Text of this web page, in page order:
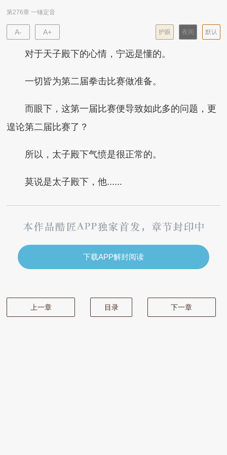
第276章 一锤定音
A- A+ 默认
夜间
护眼
对于天子殿下的心情，宁远是懂的。
一切皆为第二届拳击比赛做准备。
而眼下，这第一届比赛便导致如此多的问题，更
遑论第二届比赛了？
所以，太子殿下气愤是很正常的。
莫说是太子殿下，他......
下载APP解封阅读
上一章 目录 下一章